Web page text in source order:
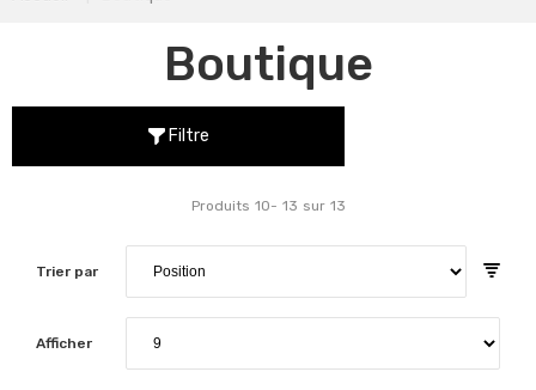
Boutique
Filtre
Trier par
Produits 10- 13 sur 13
Afficher